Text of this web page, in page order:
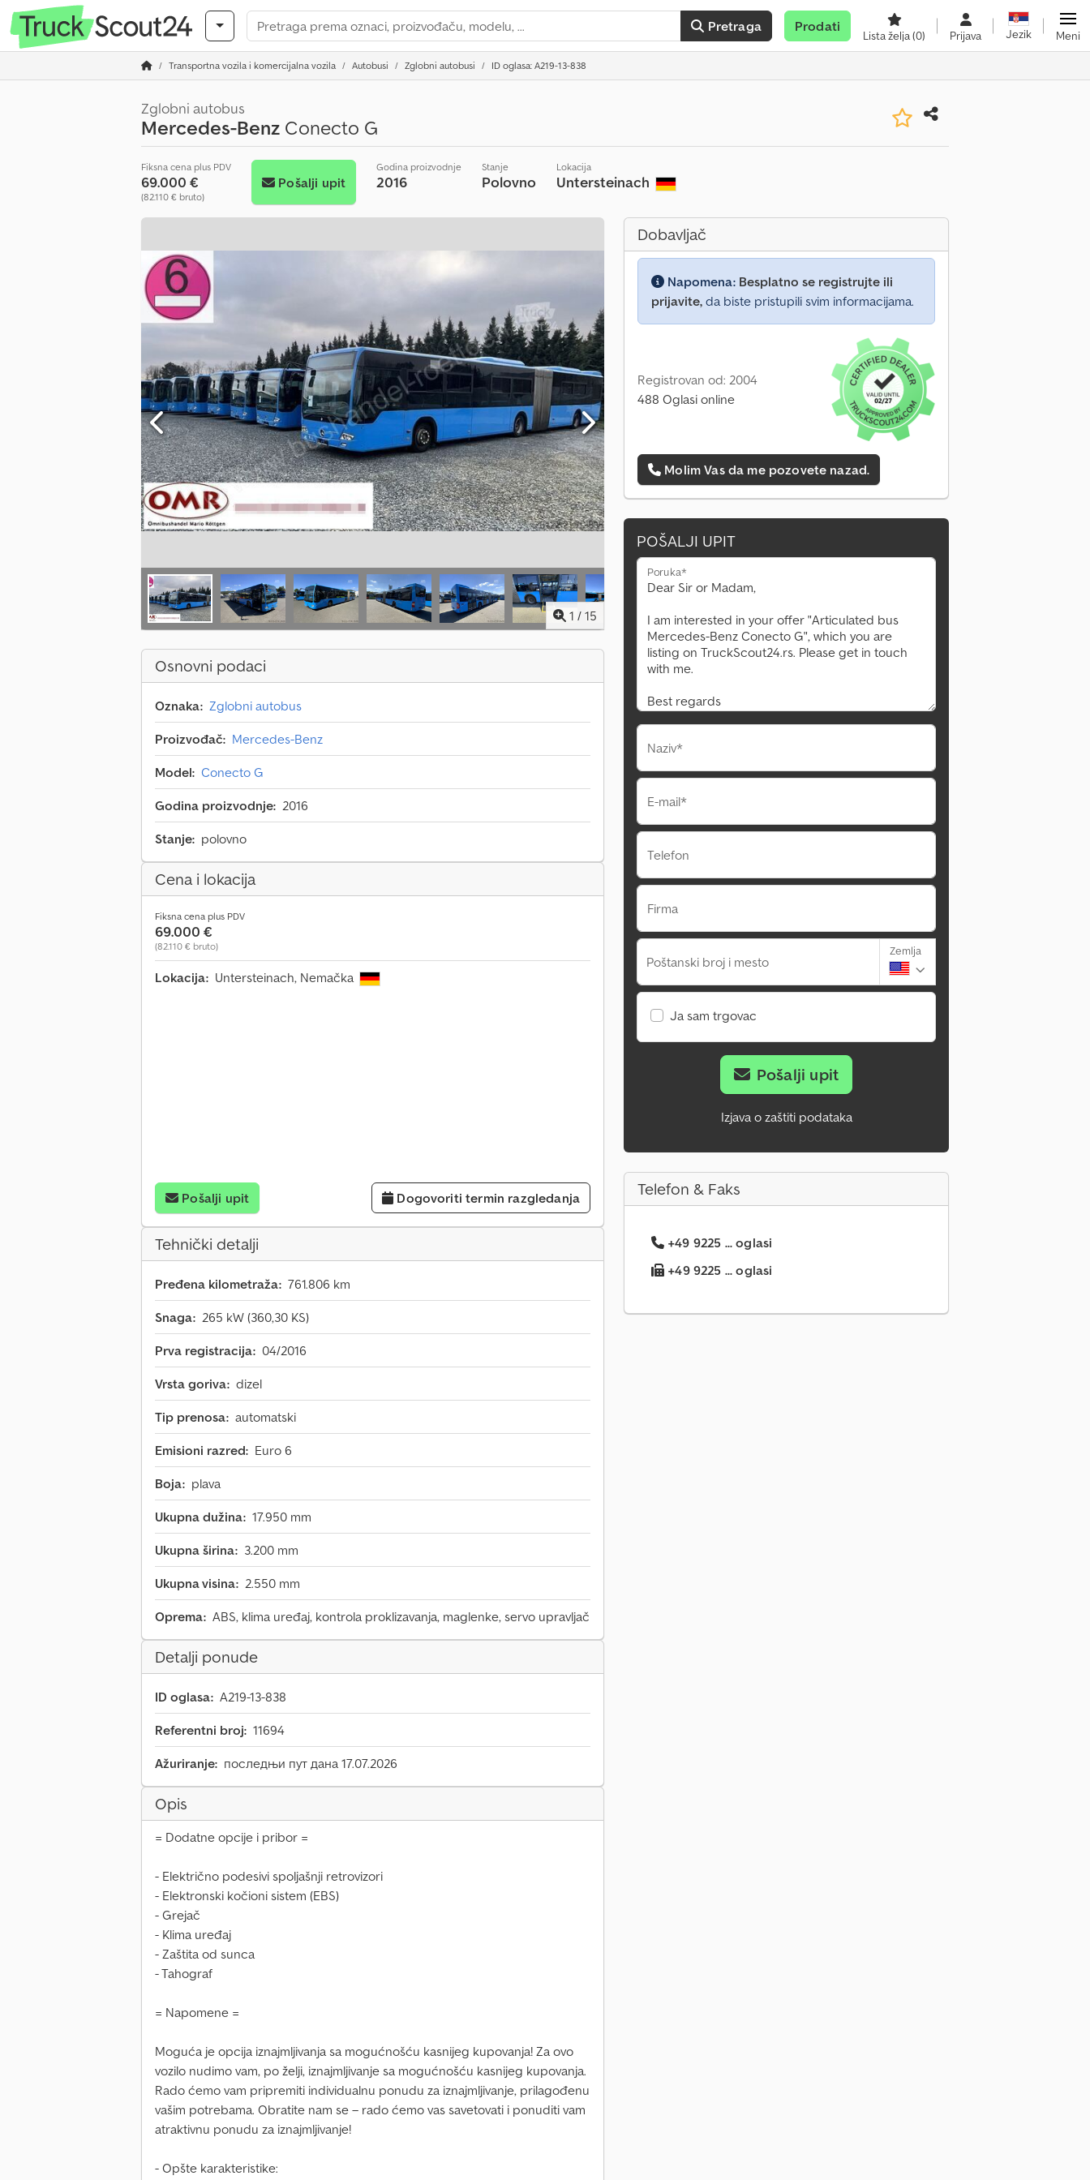
Pretraga Prodati
Lista želja(0) Prijava Jezik Meni
Transportna vozila i komercijalna vozila Autobusi Zglobni autobusi ID oglasa: A219-13-838
Zglobni autobus
Mercedes-Benz Conecto G
Fiksna cena plus PDV
69.000 €
(82.110 € bruto)
Pošalji upit
Godina proizvodnje
2016
Stanje
Polovno
Lokacija
Untersteinach
1 / 15
Osnovni podaci
Oznaka: Zglobni autobus
Proizvođač: Mercedes-Benz
Model: Conecto G
Godina proizvodnje: 2016
Stanje: polovno
Cena i lokacija
Fiksna cena plus PDV
69.000 €
(82.110 € bruto)
Lokacija: Untersteinach, Nemačka
Pošalji upit Dogovoriti termin razgledanja
Tehnički detalji
Pređena kilometraža: 761.806 km
Snaga: 265 kW (360,30 KS)
Prva registracija: 04/2016
Vrsta goriva: dizel
Tip prenosa: automatski
Emisioni razred: Euro 6
Boja: plava
Ukupna dužina: 17.950 mm
Ukupna širina: 3.200 mm
Ukupna visina: 2.550 mm
Oprema: ABS, klima uređaj, kontrola proklizavanja, maglenke, servo upravljač
Detalji ponude
ID oglasa: A219-13-838
Referentni broj: 11694
Ažuriranje: последњи пут дана 17.07.2026
Opis
= Dodatne opcije i pribor =
- Električno podesivi spoljašnji retrovizori
- Elektronski kočioni sistem (EBS)
- Grejač
- Klima uređaj
- Zaštita od sunca
- Tahograf
= Napomene =
Moguća je opcija iznajmljivanja sa mogućnošću kasnijeg kupovanja! Za ovo
vozilo nudimo vam, po želji, iznajmljivanje sa mogućnošću kasnijeg kupovanja.
Rado ćemo vam pripremiti individualnu ponudu za iznajmljivanje, prilagođenu
vašim potrebama. Obratite nam se – rado ćemo vas savetovati i ponuditi vam
atraktivnu ponudu za iznajmljivanje!
- Opšte karakteristike:
Dobavljač
Napomena: Besplatno se registrujte ili
prijavite, da biste pristupili svim informacijama.
Registrovan od: 2004
488 Oglasi online
Molim Vas da me pozovete nazad.
POŠALJI UPIT
Poruka*
Naziv*
E-mail*
Telefon
Firma
Poštanski broj i mesto
Zemlja
Ja sam trgovac
Pošalji upit
Izjava o zaštiti podataka
Telefon & Faks
+49 9225 ... oglasi
+49 9225 ... oglasi